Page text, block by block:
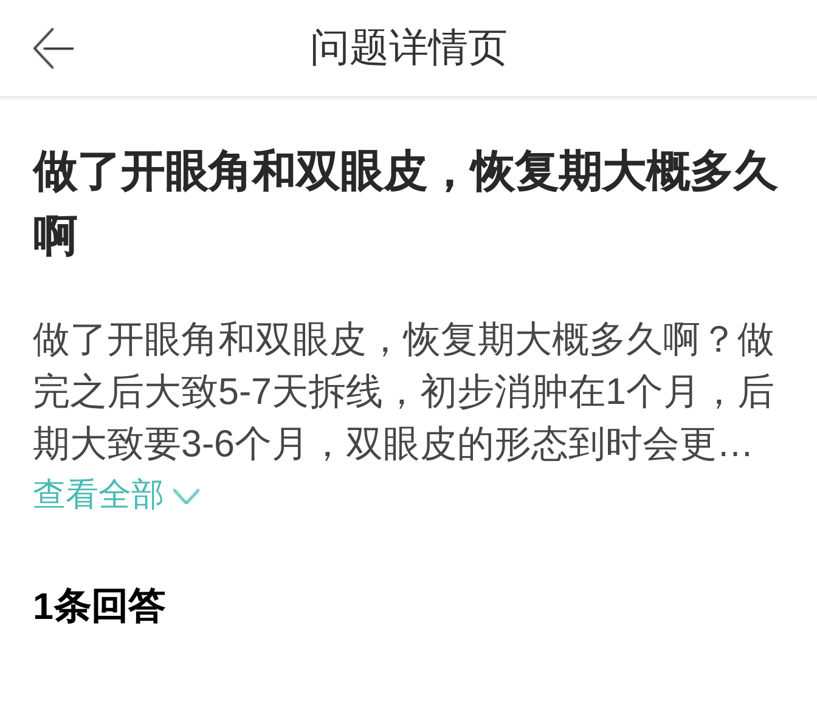
问题详情页
做了开眼角和双眼皮，恢复期大概多久
啊
做了开眼角和双眼皮，恢复期大概多久啊？做
完之后大致5-7天拆线，初步消肿在1个月，后
期大致要3-6个月，双眼皮的形态到时会更加
自然。当然根据选择术式和每个人体质不同，
查看全部
1条回答